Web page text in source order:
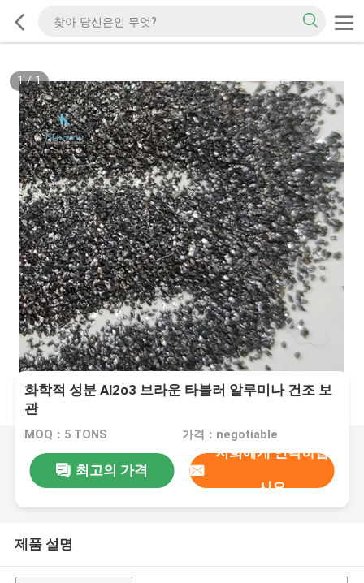
1/1
화학적 성분 Al2o3 브라운 타블러 알루미나 건조 보
관
MOQ：5 TONS 가격：negotiable
최고의 가격
저희에게 연락하십
시오
제품 설명